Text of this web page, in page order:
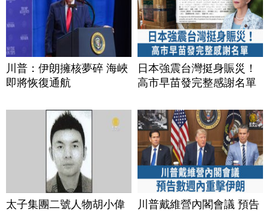
川普：伊朗擁核夢碎 海峽
即將恢復通航
日本強震台灣挺身賑災！
高市早苗發完整感謝名單
太子集團二號人物胡小偉
川普戴維營內閣會議 預告